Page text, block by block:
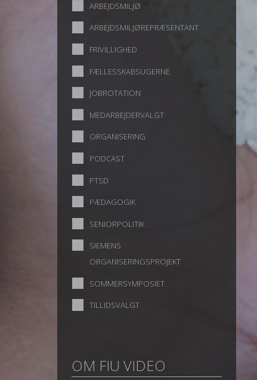
ARBEJDSMILJØ
ARBEJDSMILJØREPRÆSENTANT
FRIVILLIGHED
FÆLLESSKABSUGERNE
JOBROTATION
MEDARBEJDERVALGT
ORGANISERING
PODCAST
PTSD
PÆDAGOGIK
SENIORPOLITIK
SIEMENS
ORGANISERINGSPROJEKT
SOMMERSYMPOSIET
TILLIDSVALGT
OM FIU VIDEO